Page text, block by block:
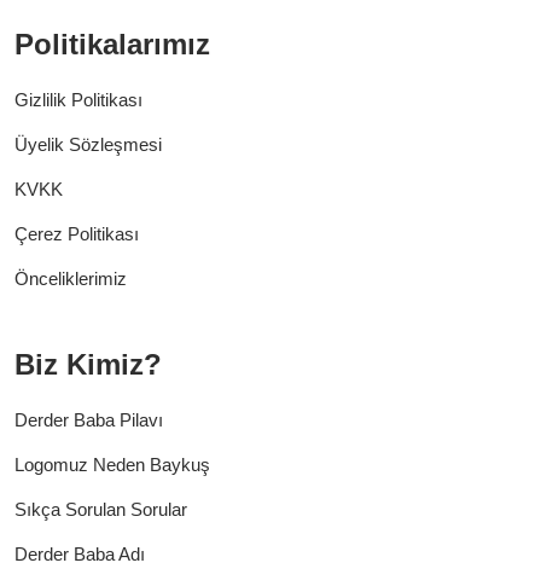
Politikalarımız
Gizlilik Politikası
Üyelik Sözleşmesi
KVKK
Çerez Politikası
Önceliklerimiz
Biz Kimiz?
Derder Baba Pilavı
Logomuz Neden Baykuş
Sıkça Sorulan Sorular
Derder Baba Adı